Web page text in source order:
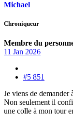
Michael
Chroniqueur
Membre du
11 Jan 2026
#5 851
Je viens de demander
Non seulement il
une colle à mon tour